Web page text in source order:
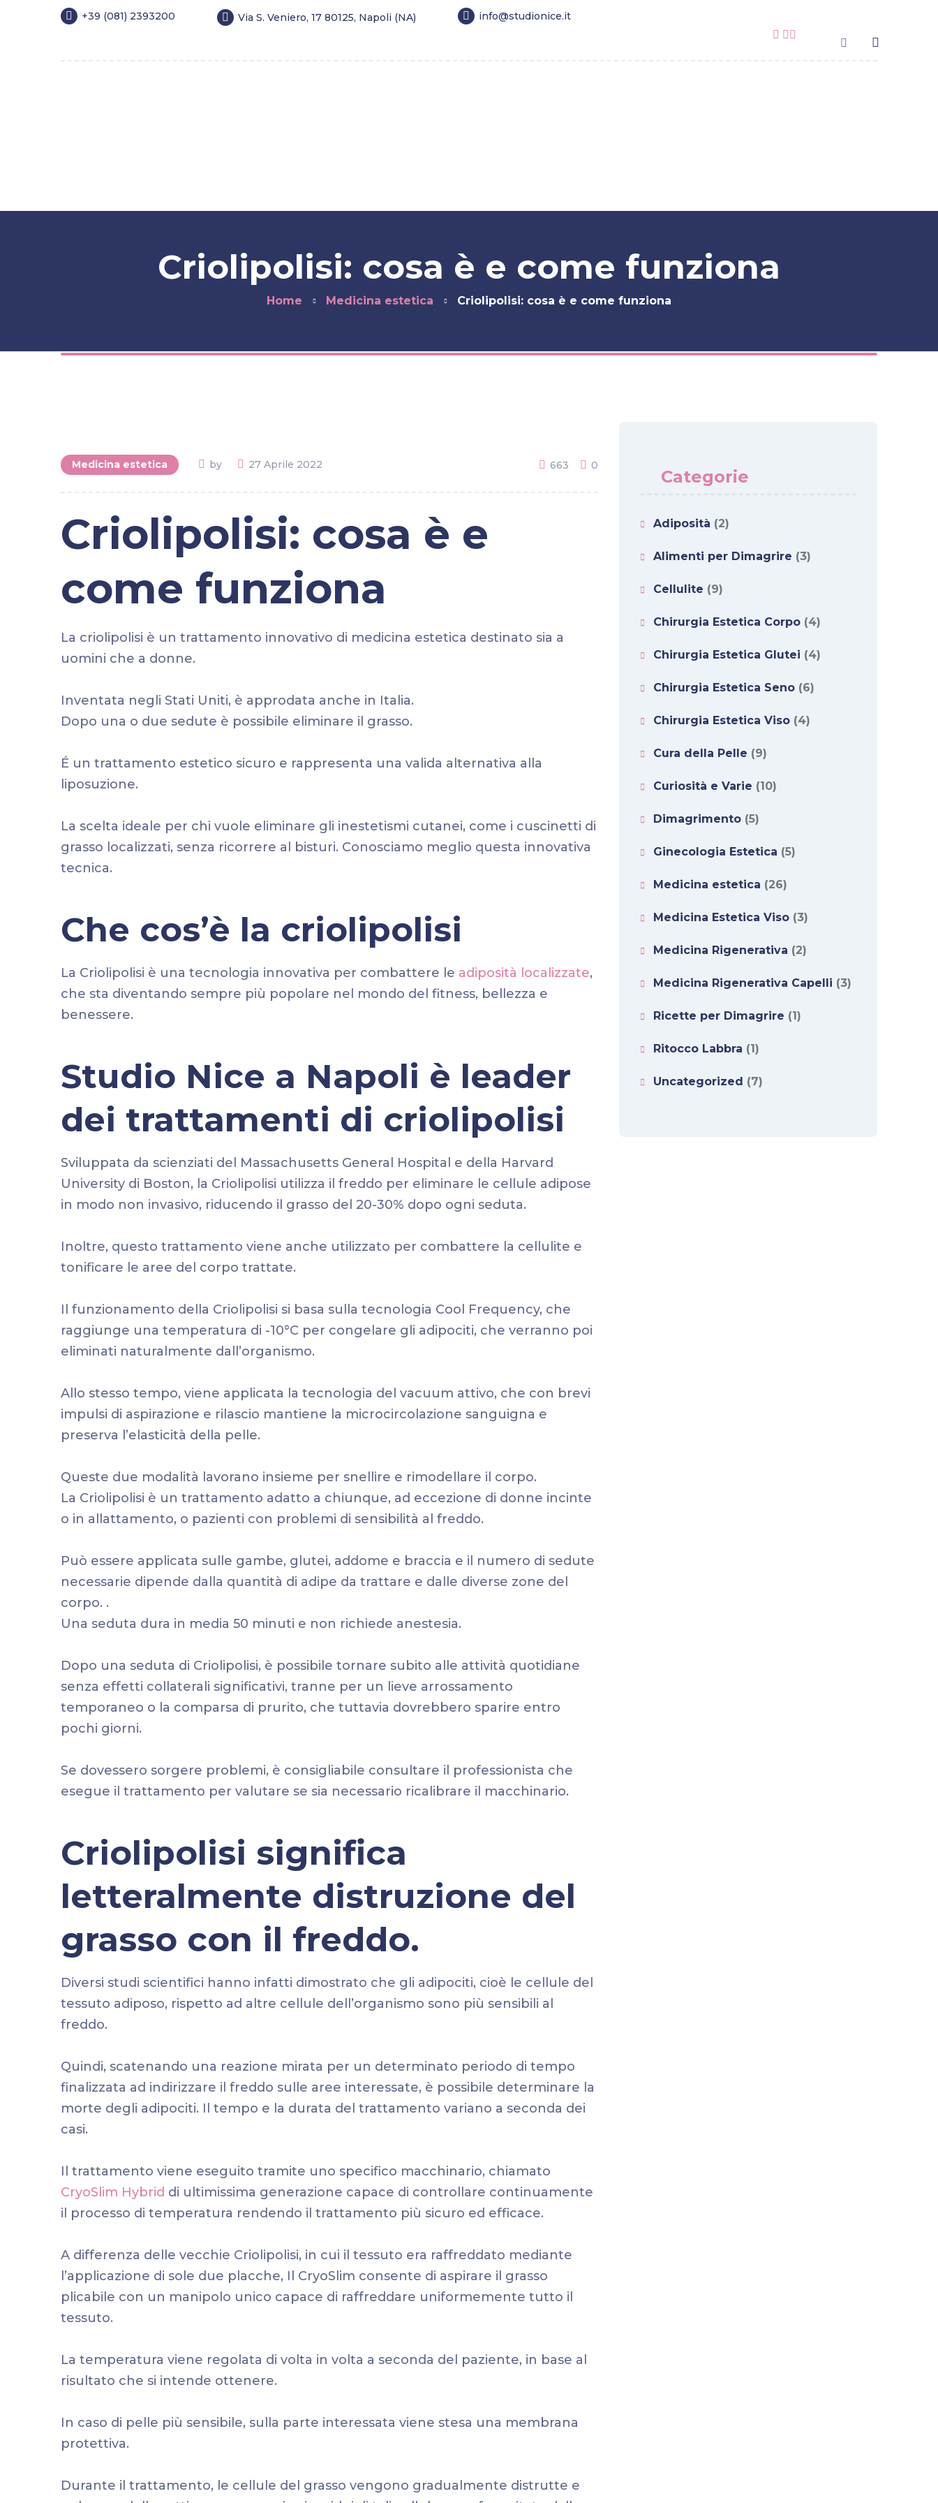
+39 (081) 2393200 Via S. Veniero, 17 80125, Napoli (NA) info@studionice.it
Criolipolisi: cosa è e come funziona
Home Medicina estetica Criolipolisi: cosa è e come funziona
Medicina estetica by 27 Aprile 2022 663 0
Criolipolisi: cosa è e
come funziona
La criolipolisi è un trattamento innovativo di medicina estetica destinato sia a
uomini che a donne.
Inventata negli Stati Uniti, è approdata anche in Italia.
Dopo una o due sedute è possibile eliminare il grasso.
É un trattamento estetico sicuro e rappresenta una valida alternativa alla
liposuzione.
La scelta ideale per chi vuole eliminare gli inestetismi cutanei, come i cuscinetti di
grasso localizzati, senza ricorrere al bisturi. Conosciamo meglio questa innovativa
tecnica.
Che cos’è la criolipolisi
La Criolipolisi è una tecnologia innovativa per combattere le adiposità localizzate,
che sta diventando sempre più popolare nel mondo del fitness, bellezza e
benessere.
Studio Nice a Napoli è leader
dei trattamenti di criolipolisi
Sviluppata da scienziati del Massachusetts General Hospital e della Harvard
University di Boston, la Criolipolisi utilizza il freddo per eliminare le cellule adipose
in modo non invasivo, riducendo il grasso del 20-30% dopo ogni seduta.
Inoltre, questo trattamento viene anche utilizzato per combattere la cellulite e
tonificare le aree del corpo trattate.
Il funzionamento della Criolipolisi si basa sulla tecnologia Cool Frequency, che
raggiunge una temperatura di -10°C per congelare gli adipociti, che verranno poi
eliminati naturalmente dall’organismo.
Allo stesso tempo, viene applicata la tecnologia del vacuum attivo, che con brevi
impulsi di aspirazione e rilascio mantiene la microcircolazione sanguigna e
preserva l’elasticità della pelle.
Queste due modalità lavorano insieme per snellire e rimodellare il corpo.
La Criolipolisi è un trattamento adatto a chiunque, ad eccezione di donne incinte
o in allattamento, o pazienti con problemi di sensibilità al freddo.
Può essere applicata sulle gambe, glutei, addome e braccia e il numero di sedute
necessarie dipende dalla quantità di adipe da trattare e dalle diverse zone del
corpo. .
Una seduta dura in media 50 minuti e non richiede anestesia.
Dopo una seduta di Criolipolisi, è possibile tornare subito alle attività quotidiane
senza effetti collaterali significativi, tranne per un lieve arrossamento
temporaneo o la comparsa di prurito, che tuttavia dovrebbero sparire entro
pochi giorni.
Se dovessero sorgere problemi, è consigliabile consultare il professionista che
esegue il trattamento per valutare se sia necessario ricalibrare il macchinario.
Criolipolisi significa
letteralmente distruzione del
grasso con il freddo.
Diversi studi scientifici hanno infatti dimostrato che gli adipociti, cioè le cellule del
tessuto adiposo, rispetto ad altre cellule dell’organismo sono più sensibili al
freddo.
Quindi, scatenando una reazione mirata per un determinato periodo di tempo
finalizzata ad indirizzare il freddo sulle aree interessate, è possibile determinare la
morte degli adipociti. Il tempo e la durata del trattamento variano a seconda dei
casi.
Il trattamento viene eseguito tramite uno specifico macchinario, chiamato
CryoSlim Hybrid di ultimissima generazione capace di controllare continuamente
il processo di temperatura rendendo il trattamento più sicuro ed efficace.
A differenza delle vecchie Criolipolisi, in cui il tessuto era raffreddato mediante
l’applicazione di sole due placche, Il CryoSlim consente di aspirare il grasso
plicabile con un manipolo unico capace di raffreddare uniformemente tutto il
tessuto.
La temperatura viene regolata di volta in volta a seconda del paziente, in base al
risultato che si intende ottenere.
In caso di pelle più sensibile, sulla parte interessata viene stesa una membrana
protettiva.
Durante il trattamento, le cellule del grasso vengono gradualmente distrutte e
Categorie
Adiposità (2)
Alimenti per Dimagrire (3)
Cellulite (9)
Chirurgia Estetica Corpo (4)
Chirurgia Estetica Glutei (4)
Chirurgia Estetica Seno (6)
Chirurgia Estetica Viso (4)
Cura della Pelle (9)
Curiosità e Varie (10)
Dimagrimento (5)
Ginecologia Estetica (5)
Medicina estetica (26)
Medicina Estetica Viso (3)
Medicina Rigenerativa (2)
Medicina Rigenerativa Capelli (3)
Ricette per Dimagrire (1)
Ritocco Labbra (1)
Uncategorized (7)